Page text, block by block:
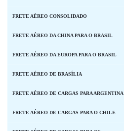
FRETE AÉREO CONSOLIDADO
FRETE AÉREO DA CHINA PARA O BRASIL
FRETE AÉREO DA EUROPA PARA O BRASIL
FRETE AÉREO DE BRASÍLIA
FRETE AÉREO DE CARGAS PARA ARGENTINA
FRETE AÉREO DE CARGAS PARA O CHILE